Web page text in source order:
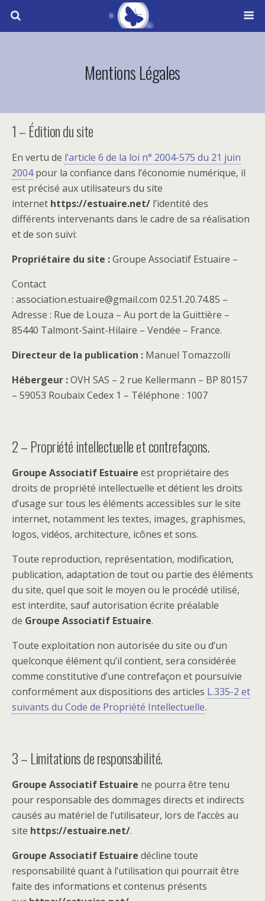
Mentions Légales
1 – Édition du site
En vertu de l’article 6 de la loi n° 2004-575 du 21 juin
2004pour la confiance dans l’économie numérique, il
est précisé aux utilisateurs du site
internet https://estuaire.net/ l’identité des
différents intervenants dans le cadre de sa réalisation
et de son suivi:
Propriétaire du site :Groupe Associatif Estuaire –
Contact
: association.estuaire@gmail.com 02.51.20.74.85 –
Adresse : Rue de Louza – Au port de la Guittière –
85440 Talmont-Saint-Hilaire – Vendée – France.
Directeur de la publication : Manuel Tomazzolli
Hébergeur :OVH SAS – 2 rue Kellermann – BP 80157
– 59053 Roubaix Cedex 1 – Téléphone : 1007
2 – Propriété intellectuelle et contrefaçons.
Groupe Associatif Estuaire est propriétaire des
droits de propriété intellectuelle et détient les droits
d’usage sur tous les éléments accessibles sur le site
internet, notamment les textes, images, graphismes,
logos, vidéos, architecture, icônes et sons.
Toute reproduction, représentation, modification,
publication, adaptation de tout ou partie des éléments
du site, quel que soit le moyen ou le procédé utilisé,
est interdite, sauf autorisation écrite préalable
de Groupe Associatif Estuaire.
Toute exploitation non autorisée du site ou d’un
quelconque élément qu’il contient, sera considérée
comme constitutive d’une contrefaçon et poursuivie
conformément aux dispositions des articles L.335-2 et
suivants du Code de Propriété Intellectuelle.
3 – Limitations de responsabilité.
Groupe Associatif Estuaire ne pourra être tenu
pour responsable des dommages directs et indirects
causés au matériel de l’utilisateur, lors de l’accès au
site https://estuaire.net/.
Groupe Associatif Estuaire décline toute
responsabilité quant à l’utilisation qui pourrait être
faite des informations et contenus présents